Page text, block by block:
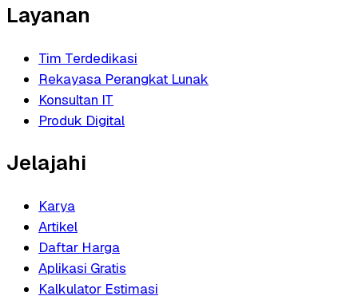
Layanan
Tim Terdedikasi
Rekayasa Perangkat Lunak
Konsultan IT
Produk Digital
Jelajahi
Karya
Artikel
Daftar Harga
Aplikasi Gratis
Kalkulator Estimasi